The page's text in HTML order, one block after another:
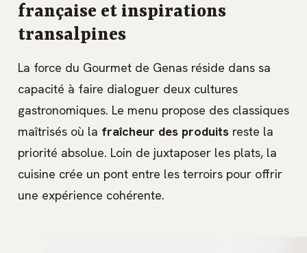
française et inspirations
transalpines
La force du Gourmet de Genas réside dans sa
capacité à faire dialoguer deux cultures
gastronomiques. Le menu propose des classiques
maîtrisés où la fraîcheur des produits reste la
priorité absolue. Loin de juxtaposer les plats, la
cuisine crée un pont entre les terroirs pour offrir
une expérience cohérente.